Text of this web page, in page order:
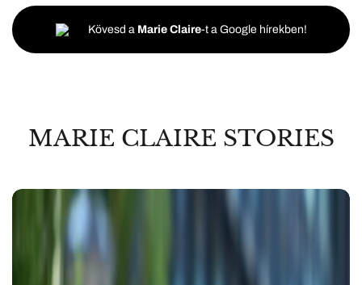
Kövesd a Marie Claire-t a Google hírekben!
MARIE CLAIRE STORIES